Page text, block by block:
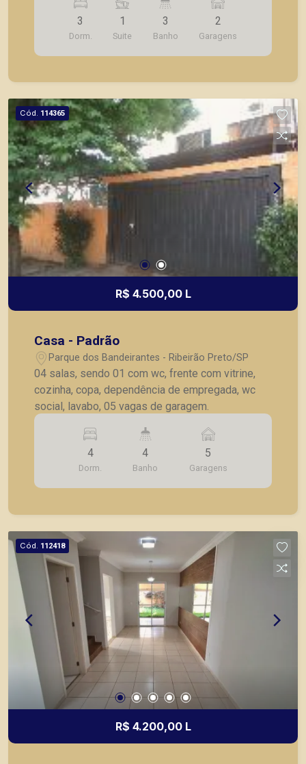
armários planejados; - Lavanderia; - Varanda
gourmet com churrasqueira; - Piso frio; - 2 vagas
garagem. A Piramid tem como objetivo atender
seus clientes com agilidade e segurança, em
Ribeirão Preto.
3
Dorm.
1
Suite
3
Banho
2
Garagens
Cód. 114365
R$ 4.500,00 L
Casa - Padrão
Parque dos Bandeirantes - Ribeirão Preto/SP
04 salas, sendo 01 com wc, frente com vitrine,
cozinha, copa, dependência de empregada, wc
social, lavabo, 05 vagas de garagem.
4
Dorm.
4
Banho
5
Garagens
Cód. 112418
R$ 4.200,00 L